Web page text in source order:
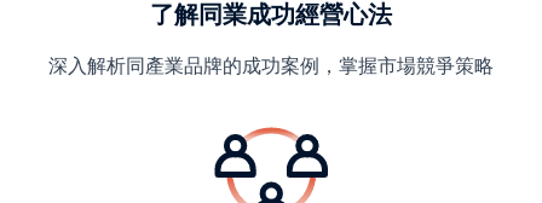
了解同業成功經營心法
深入解析同產業品牌的成功案例，掌握市場競爭策略